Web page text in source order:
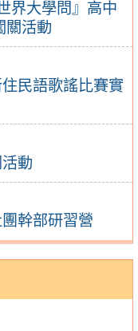
界大學問』高中
關活動
民語歌謠比賽實
動
幹部研習營